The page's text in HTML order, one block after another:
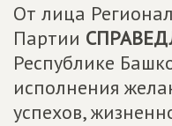
От лица
Партии
Республике
исполнения
успехов,